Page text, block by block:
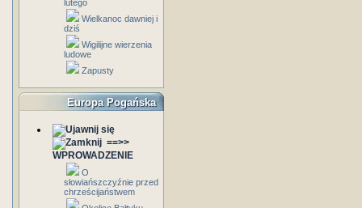
lutego
Wielkanoc dawniej i
dziś
Wigilijne wierzenia
ludowe
Zapusty
Europa Pogańska
==>>
WPROWADZENIE
O
słowiańszczyźnie przed
chrześcijaństwem